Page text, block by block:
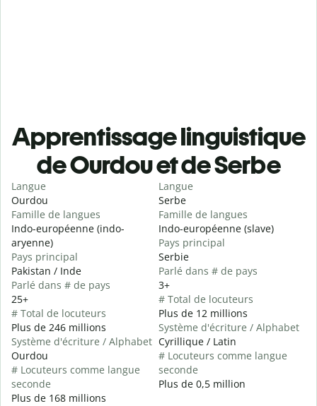
Apprentissage linguistique
de Ourdou et de Serbe
Langue
Ourdou
Famille de langues
Indo-européenne (indo-
aryenne)
Pays principal
Pakistan / Inde
Parlé dans # de pays
25+
# Total de locuteurs
Plus de 246 millions
Système d'écriture / Alphabet
Ourdou
# Locuteurs comme langue
seconde
Plus de 168 millions
Langue
Serbe
Famille de langues
Indo-européenne (slave)
Pays principal
Serbie
Parlé dans # de pays
3+
# Total de locuteurs
Plus de 12 millions
Système d'écriture / Alphabet
Cyrillique / Latin
# Locuteurs comme langue
seconde
Plus de 0,5 million